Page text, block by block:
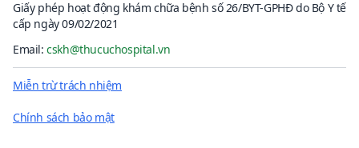
Giấy phép hoạt động khám chữa bệnh số 26/BYT-GPHĐ do Bộ Y tế
cấp ngày 09/02/2021
Email:cskh@thucuchospital.vn
Miễn trừ trách nhiệm
Chính sách bảo mật